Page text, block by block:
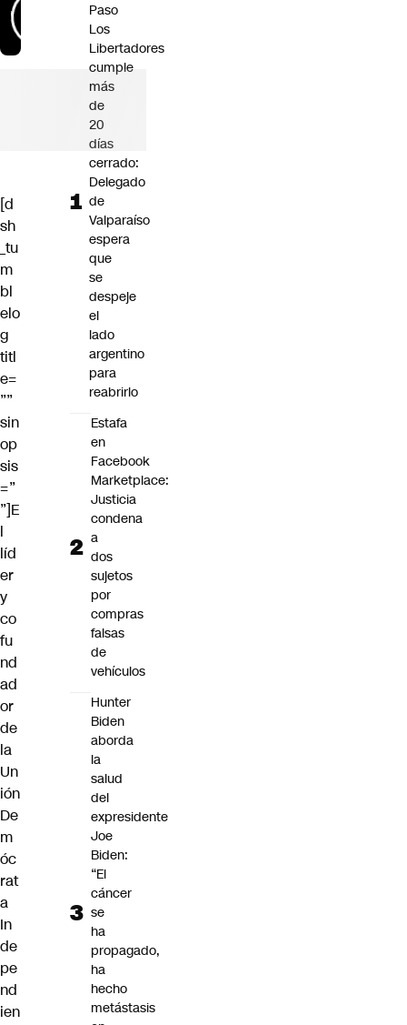
[d
sh
_tu
m
bl
elo
g
titl
e=
””
sin
op
sis
=”
”]E
l
líd
er
y
co
fu
nd
ad
or
de
la
Un
ión
De
m
óc
rat
a
In
de
pe
nd
ien
Paso
Los
Libertadores
cumple
más
de
20
días
cerrado:
Delegado
de
Valparaíso
espera
que
se
despeje
el
lado
argentino
para
reabrirlo
Estafa
en
Facebook
Marketplace:
Justicia
condena
a
dos
sujetos
por
compras
falsas
de
vehículos
Hunter
Biden
aborda
la
salud
del
expresidente
Joe
Biden:
“El
cáncer
se
ha
propagado,
ha
hecho
metástasis